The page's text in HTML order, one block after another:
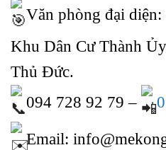
Văn phòng đại
Khu Dân Cư Thành
Thủ Đức.
094 728 92 79 –
Email: